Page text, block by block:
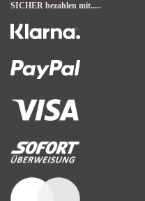
SICHER bezahlen mit.....